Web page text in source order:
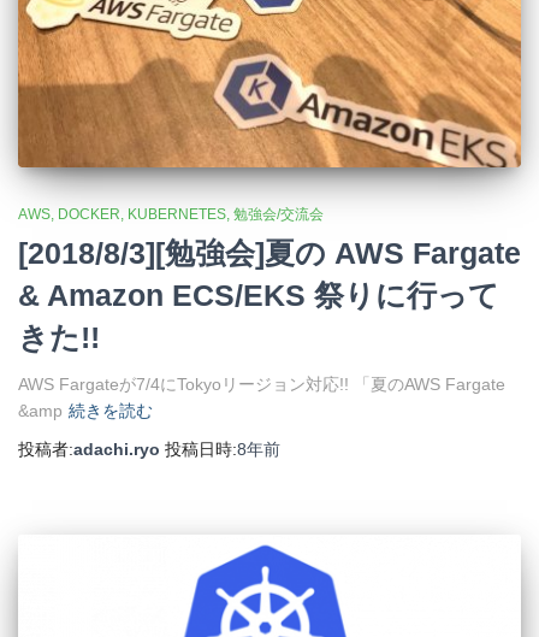
AWS DOCKER KUBERNETES 勉強会/交流会
[2018/8/3][勉強会]夏の AWS Fargate
& Amazon ECS/EKS 祭りに行って
きた!!
AWS Fargateが7/4にTokyoリージョン対応!! 「夏のAWS Fargate
&amp 続きを読む
投稿者:adachi.ryo 投稿日時:8年前